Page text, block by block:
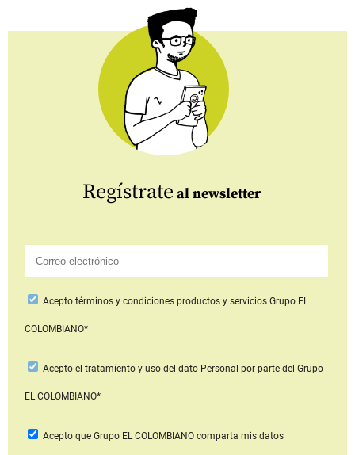
Regístrate al newsletter
Aceptotérminos y condiciones productos y serviciosGrupo EL
COLOMBIANO*
Acepto el tratamiento y uso del dato Personal por parte del Grupo
EL COLOMBIANO*
Acepto que Grupo EL COLOMBIANOcomparta mis datos